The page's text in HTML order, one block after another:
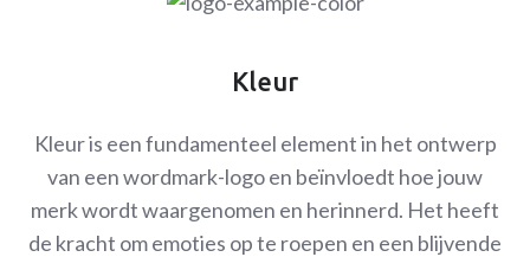
Kleur
Kleur is een fundamenteel element in het ontwerp
van een wordmark-logo en beïnvloedt hoe jouw
merk wordt waargenomen en herinnerd. Het heeft
de kracht om emoties op te roepen en een blijvende